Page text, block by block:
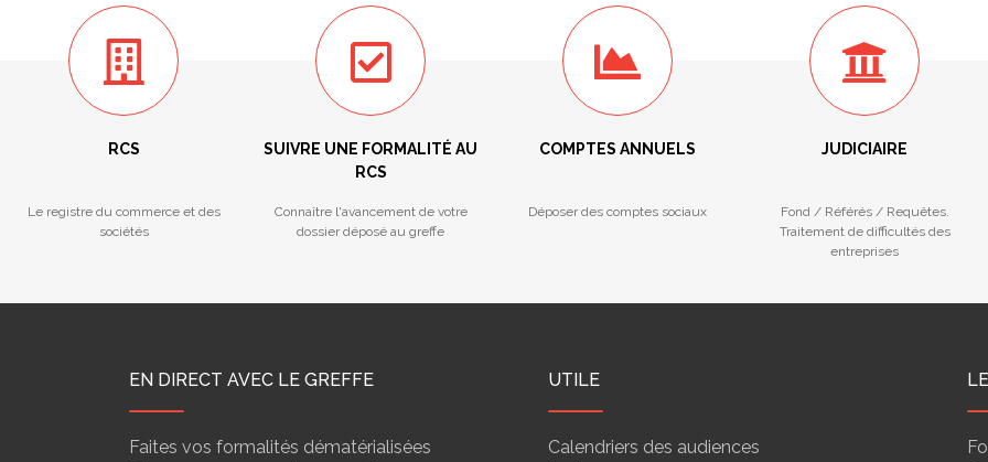
RCS
Le registre du commerce et des
sociétés
SUIVRE UNE FORMALITÉ AU
RCS
Connaître l'avancement de votre
dossier déposé au greffe
COMPTES ANNUELS
Déposer des comptes sociaux
JUDICIAIRE
Fond / Référés / Requêtes.
Traitement de difficultés des
entreprises
EN DIRECT AVEC LE GREFFE
Faites vos formalités dématérialisées
UTILE
Calendriers des audiences